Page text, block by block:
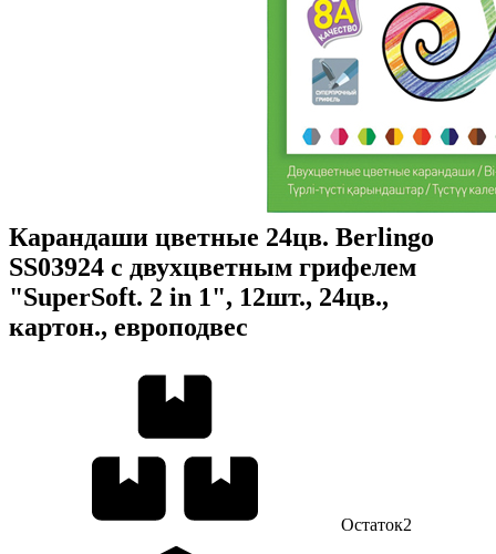
Карандаши цветные 24цв. Berlingo
SS03924 с двухцветным грифелем
"SuperSoft. 2 in 1", 12шт., 24цв.,
картон., европодвес
Остаток2